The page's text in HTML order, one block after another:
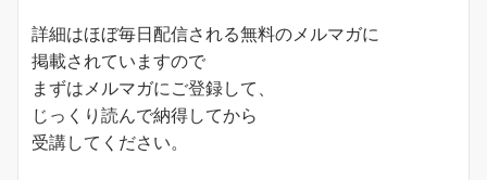
詳細はほぼ毎日配信される無料のメルマガに
掲載されていますので
まずはメルマガにご登録して、
じっくり読んで納得してから
受講してください。